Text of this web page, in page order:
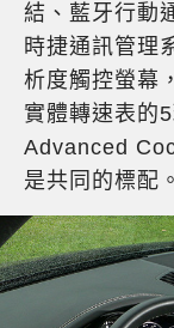
結、藍牙行動
時捷通訊管理
析度觸控螢幕
實體轉速表的
Advanced
是共同的標配。